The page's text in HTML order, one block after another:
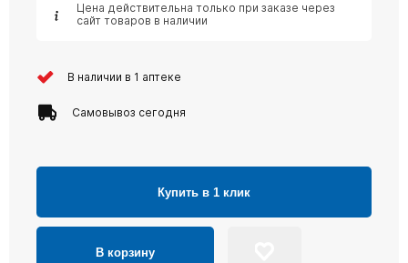
Цена действительна только при заказе через
сайт товаров в наличии
В наличии в 1 аптеке
Самовывоз сегодня
Купить в 1 клик
В корзину